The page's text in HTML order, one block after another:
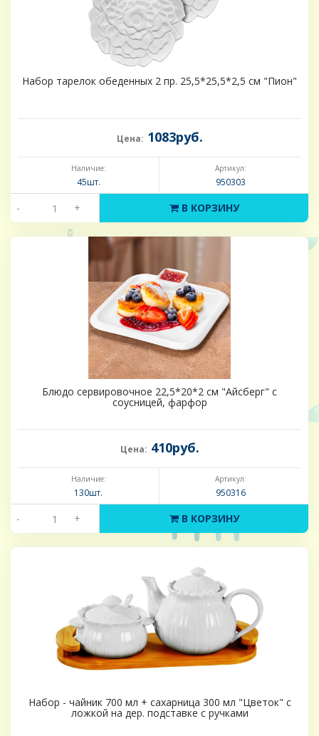
Набор тарелок обеденных 2 пр. 25,5*25,5*2,5 см "Пион"
Цена: 1083руб.
Наличие:
45шт.
Артикул:
950303
- + В КОРЗИНУ
Блюдо сервировочное 22,5*20*2 см "Айсберг" с
соусницей, фарфор
Цена: 410руб.
Наличие:
130шт.
Артикул:
950316
- + В КОРЗИНУ
Набор - чайник 700 мл + сахарница 300 мл "Цветок" с
ложкой на дер. подставке с ручками